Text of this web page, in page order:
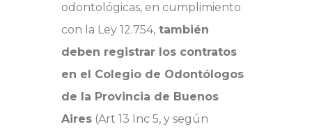
odontológicas, en cumplimiento
con la Ley 12.754, también
deben registrar los contratos
en el Colegio de Odontólogos
de la Provincia de Buenos
Aires (Art 13 Inc 5, y según